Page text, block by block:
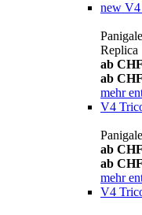
new V4
Replica
ab
ab
mehr
V4
ab
ab
mehr
V4